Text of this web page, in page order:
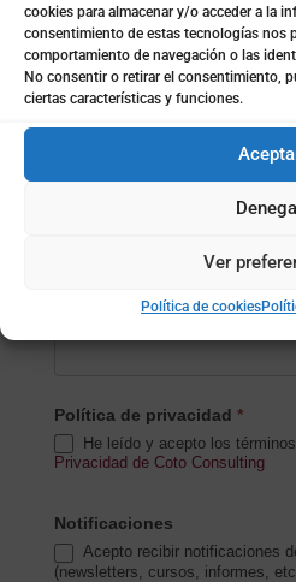
cookies para almacenar y/o acceder a la
consentimiento de estas tecnologías nos
comportamiento de navegación o las
No consentir o retirar el consentimiento,
ciertas características y funciones.
Ver
Política de cookies
Nombre de la empresa *
Subida de archivo (opcional)
Política de privacidad *
He leído y acepto los
Privacidad de Coto Consulting
Notificaciones
Acepto recibir notificaciones
(newsletters, cursos, informes,